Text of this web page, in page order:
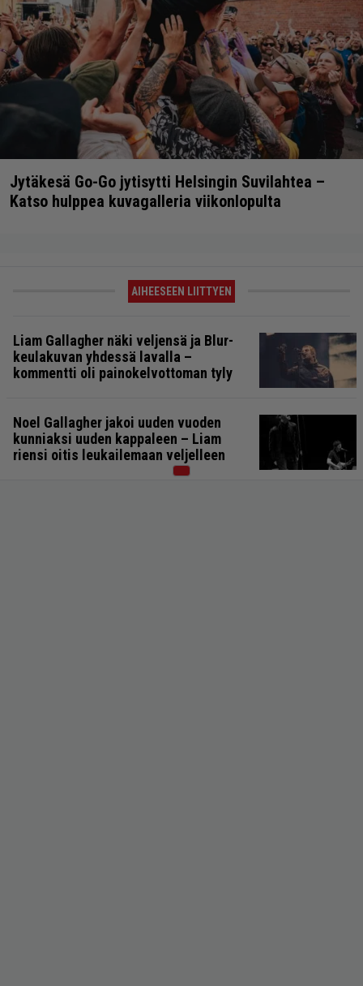
Jytäkesä Go-Go jytisytti Helsingin Suvilahtea –
Katso hulppea kuvagalleria viikonlopulta
AIHEESEEN LIITTYEN
Liam Gallagher näki veljensä ja Blur-
keulakuvan yhdessä lavalla –
kommentti oli painokelvottoman tyly
Noel Gallagher jakoi uuden vuoden
kunniaksi uuden kappaleen – Liam
riensi oitis leukailemaan veljelleen